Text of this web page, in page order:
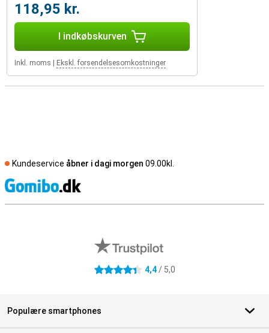
118,95 kr.
I indkøbskurven
Inkl. moms Ekskl. forsendelsesomkostninger
Kundeservice åbner i dagi morgen 09.00kl.
4.4 stjerner 4,4/ 5,0
Populære smartphones